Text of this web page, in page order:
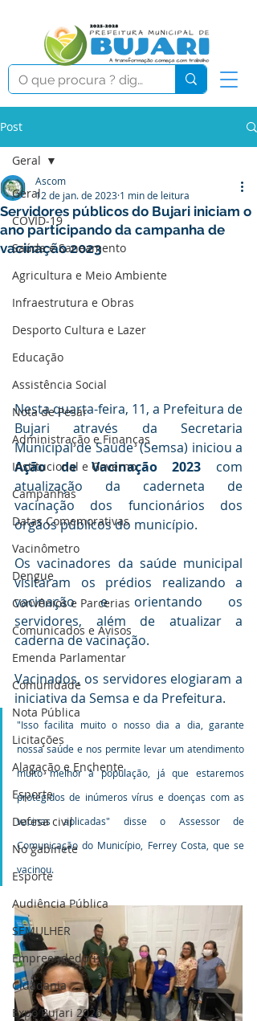
Post
Geral
COVID-19
Saúde e Saneamento
Agricultura e Meio Ambiente
Infraestrutura e Obras
Desporto Cultura e Lazer
Educação
Assistência Social
Nota de Pesar
Administração e Finanças
Institucional e Governo
Campanhas
Datas Comemorativas
Vacinômetro
Dengue
Convênios e Parcerias
Comunicados e Avisos
Emenda Parlamentar
Comunidade
Nota Pública
Licitações
Alagação e Enchente
Esporte
Defesa civil
No gabinete
Esporte
Audiência Pública
SEMULHER
Empreendedorismo
Cidadania
Expo Bujari 2026
Geral
Servidores públicos do Bujari iniciam o
ano participando da campanha de
vacinação 2023
Ascom
12 de jan. de 2023 1 min de leitura
Nesta quarta-feira, 11, a Prefeitura de
Bujari através da Secretaria
Ação de Vacinação 2023 com
atualização da caderneta de
vacinação dos funcionários dos
órgãos públicos do município.
Os vacinadores da saúde municipal
visitaram os prédios realizando a
vacinação e orientando os
servidores, além de atualizar a
caderna de vacinação.
Vacinados, os servidores elogiaram a
iniciativa da Semsa e da Prefeitura.
"Isso facilita muito o nosso dia a dia, garante
nossa saúde e nos permite levar um atendimento
muito melhor à população, já que estaremos
protegidos de inúmeros vírus e doenças com as
vacinas aplicadas" disse o Assessor de
Comunicação do Município, Ferrey Costa, que se
vacinou.